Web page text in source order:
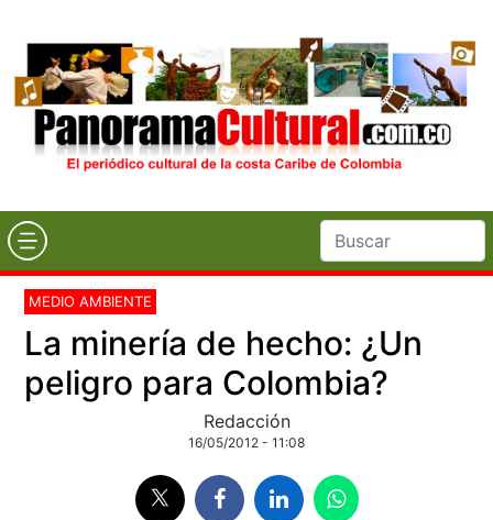
MEDIO AMBIENTE
La minería de hecho: ¿Un
peligro para Colombia?
Redacción
16/05/2012 - 11:08